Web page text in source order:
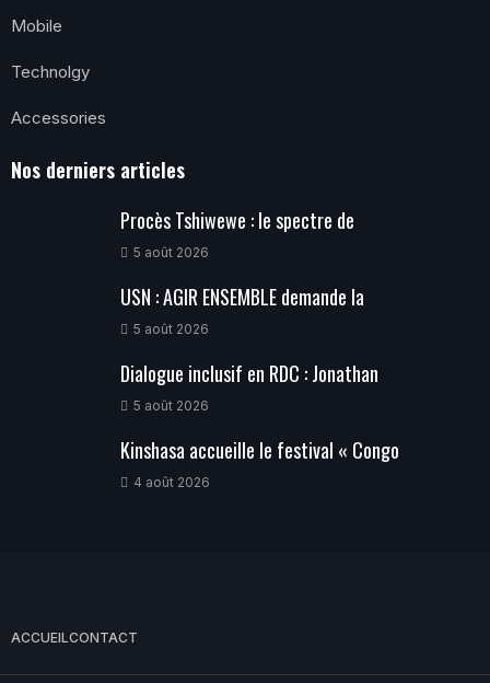
Mobile
Technolgy
Accessories
Nos derniers articles
Procès Tshiwewe : le spectre de
5 août 2026
USN : AGIR ENSEMBLE demande la
5 août 2026
Dialogue inclusif en RDC : Jonathan
5 août 2026
Kinshasa accueille le festival « Congo
4 août 2026
ACCUEILCONTACT